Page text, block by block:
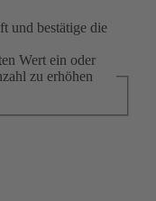
und bestätige die
Wert ein oder
zu erhöhen